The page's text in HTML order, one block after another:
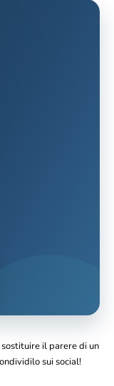
il parere di un
sui social!